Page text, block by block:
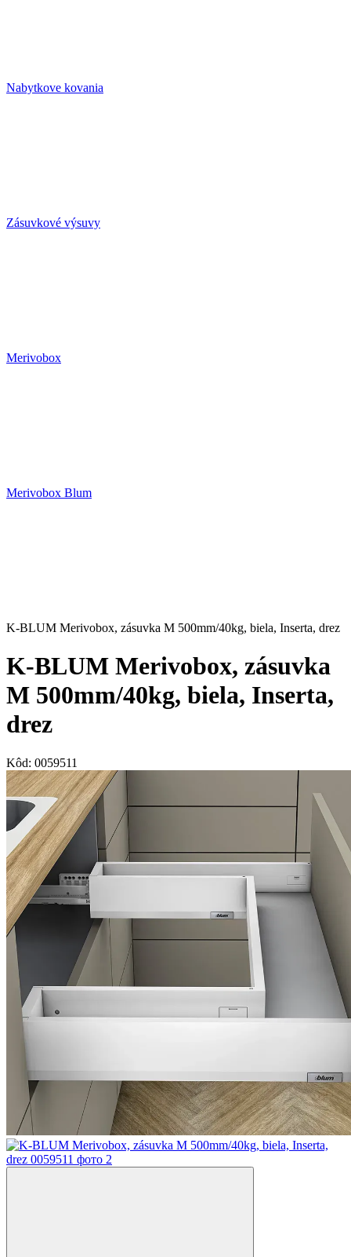
Nabytkove kovania
Zásuvkové výsuvy
Merivobox
Merivobox Blum
K-BLUM Merivobox, zásuvka M 500mm/40kg, biela, Inserta, drez
K-BLUM Merivobox, zásuvka
M 500mm/40kg, biela, Inserta,
drez
Kôd: 0059511